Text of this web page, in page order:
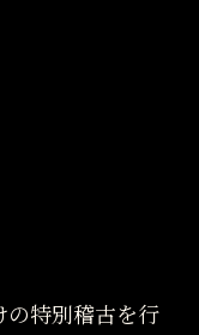
特別稽古を行